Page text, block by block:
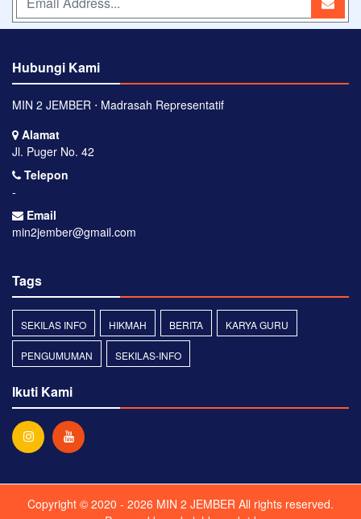
Hubungi Kami
MIN 2 JEMBER ⋅ Madrasah Representatif
Alamat
Jl. Puger No. 42
Telepon
-
Email
min2jember@gmail.com
Tags
SEKILAS INFO HIKMAH BERITA KARYA GURU
PENGUMUMAN SEKILAS-INFO
Ikuti Kami
Copyright © 2020 - 2026 MIN 2 JEMBER All rights reserved.